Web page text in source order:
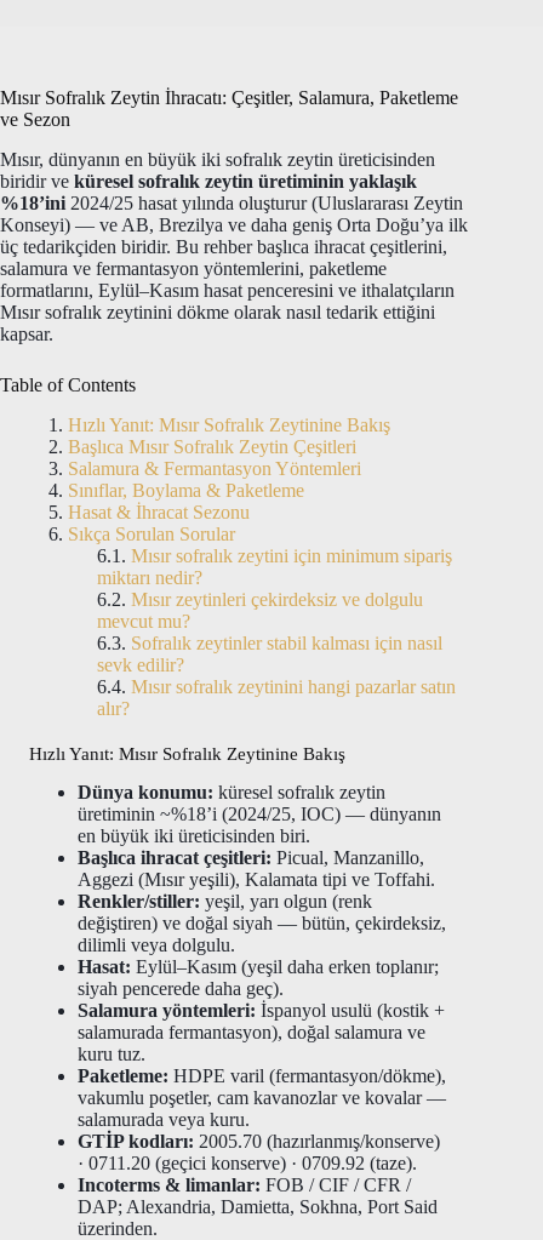
Mısır Sofralık Zeytin İhracatı: Çeşitler, Salamura, Paketleme
ve Sezon
Mısır, dünyanın en büyük iki sofralık zeytin üreticisinden
biridir ve küresel sofralık zeytin üretiminin yaklaşık
%18’ini 2024/25 hasat yılında oluşturur (Uluslararası Zeytin
Konseyi) — ve AB, Brezilya ve daha geniş Orta Doğu’ya ilk
üç tedarikçiden biridir. Bu rehber başlıca ihracat çeşitlerini,
salamura ve fermantasyon yöntemlerini, paketleme
formatlarını, Eylül–Kasım hasat penceresini ve ithalatçıların
Mısır sofralık zeytinini dökme olarak nasıl tedarik ettiğini
kapsar.
Table of Contents
Hızlı Yanıt: Mısır Sofralık Zeytinine Bakış
Başlıca Mısır Sofralık Zeytin Çeşitleri
Salamura & Fermantasyon Yöntemleri
Sınıflar, Boylama & Paketleme
Hasat & İhracat Sezonu
Sıkça Sorulan Sorular
Mısır sofralık zeytini için minimum sipariş
miktarı nedir?
Mısır zeytinleri çekirdeksiz ve dolgulu
mevcut mu?
Sofralık zeytinler stabil kalması için nasıl
sevk edilir?
Mısır sofralık zeytinini hangi pazarlar satın
alır?
Hızlı Yanıt: Mısır Sofralık Zeytinine Bakış
Dünya konumu: küresel sofralık zeytin
üretiminin ~%18’i (2024/25, IOC) — dünyanın
en büyük iki üreticisinden biri.
Başlıca ihracat çeşitleri: Picual, Manzanillo,
Aggezi (Mısır yeşili), Kalamata tipi ve Toffahi.
Renkler/stiller: yeşil, yarı olgun (renk
değiştiren) ve doğal siyah — bütün, çekirdeksiz,
dilimli veya dolgulu.
Hasat: Eylül–Kasım (yeşil daha erken toplanır;
siyah pencerede daha geç).
Salamura yöntemleri: İspanyol usulü (kostik +
salamurada fermantasyon), doğal salamura ve
kuru tuz.
Paketleme: HDPE varil (fermantasyon/dökme),
vakumlu poşetler, cam kavanozlar ve kovalar —
salamurada veya kuru.
GTİP kodları: 2005.70 (hazırlanmış/konserve)
· 0711.20 (geçici konserve) · 0709.92 (taze).
Incoterms & limanlar: FOB / CIF / CFR /
DAP; Alexandria, Damietta, Sokhna, Port Said
üzerinden.